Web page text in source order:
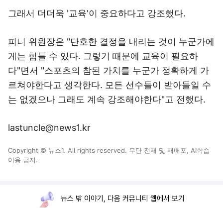
그래서 더더욱 '교육'이 중요하다고 강조했다.
피니 위원장은 "단호한 결정을 내리는 것이 누군가에
게는 힘들 수 있다. 그렇기 때문에 교육이 필요하
다"면서 "스포츠의 참된 가치를 누군가 정확하게 가
르쳐야한다고 생각한다. 모든 선수들이 받아들일 수
는 없겠으나 그래도 계속 강조해야한다"고 전했다.
lastuncle@news1.kr
Copyright © 뉴스1. All rights reserved. 무단 전재 및 재배포, AI학습
이용 금지.
뉴스 밖 이야기, 다음 커뮤니티 웹에서 보기